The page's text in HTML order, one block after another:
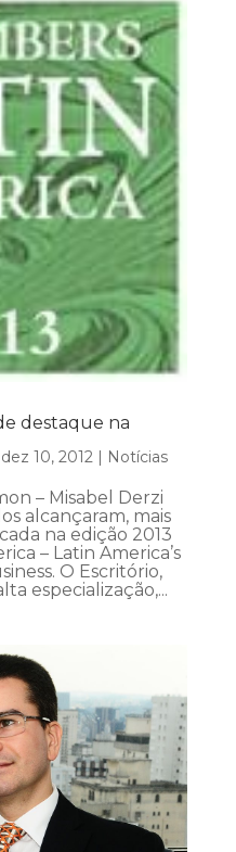
destaque na
dez 10, 2012| Notícias
– Misabel Derzi
alcançaram, mais
na edição 2013
– Latin America’s
O Escritório,
especialização,...